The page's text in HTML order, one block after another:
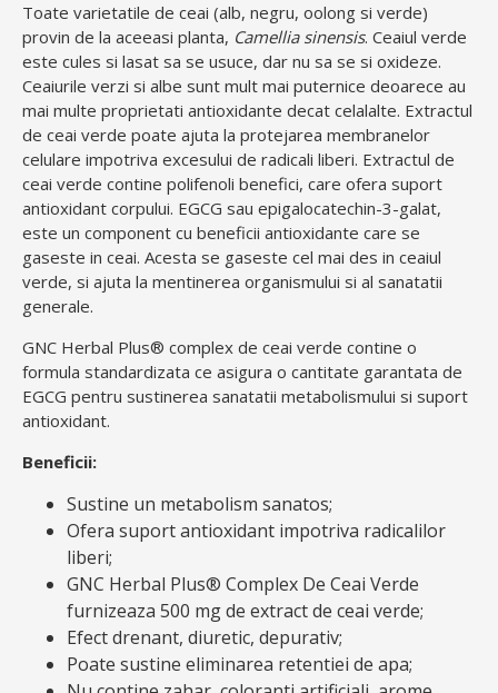
Toate varietatile de ceai (alb, negru, oolong si verde)
provin de la aceeasi planta, Camellia sinensis. Ceaiul verde
este cules si lasat sa se usuce, dar nu sa se si oxideze.
Ceaiurile verzi si albe sunt mult mai puternice deoarece au
mai multe proprietati antioxidante decat celalalte. Extractul
de ceai verde poate ajuta la protejarea membranelor
celulare impotriva excesului de radicali liberi. Extractul de
ceai verde contine polifenoli benefici, care ofera suport
antioxidant corpului. EGCG sau epigalocatechin-3-galat,
este un component cu beneficii antioxidante care se
gaseste in ceai. Acesta se gaseste cel mai des in ceaiul
verde, si ajuta la mentinerea organismului si al sanatatii
generale.
GNC Herbal Plus® complex de ceai verde contine o
formula standardizata ce asigura o cantitate garantata de
EGCG pentru sustinerea sanatatii metabolismului si suport
antioxidant.
Beneficii:
Sustine un metabolism sanatos;
Ofera suport antioxidant impotriva radicalilor
liberi;
GNC Herbal Plus® Complex De Ceai Verde
furnizeaza 500 mg de extract de ceai verde;
Efect drenant, diuretic, depurativ;
Poate sustine eliminarea retentiei de apa;